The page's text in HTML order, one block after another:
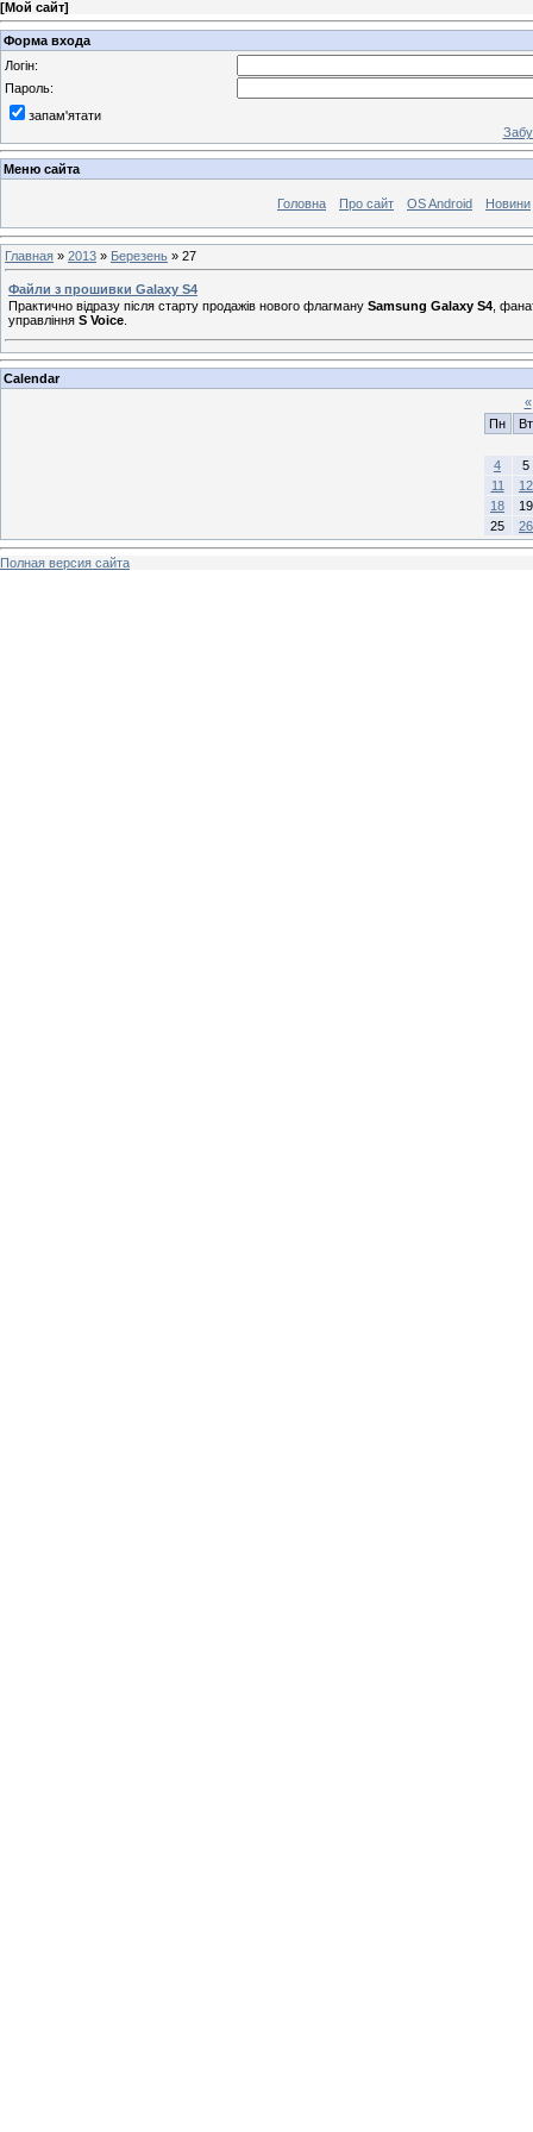
[Мой сайт]
Форма входа
Логін:
Пароль:
запам'ятати
Меню сайта
Головна Про сайт OS Android Новини
Главная » 2013 » Березень » 27
Файли з прошивки Galaxy S4
Практично відразу після старту продажів нового флагману Samsung Galaxy S4 ,
управління S Voice
Calendar
«
Пн
Вт
4
5
11
12
18
19
25
26
Полная версия сайта